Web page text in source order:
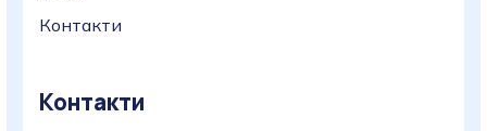
Контакти
Контакти